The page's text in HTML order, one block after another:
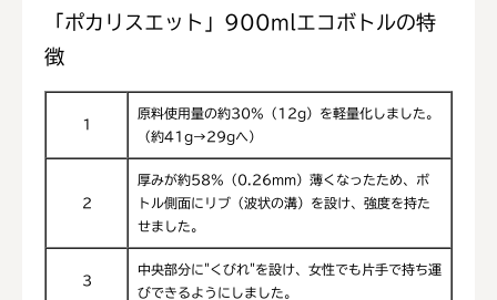
「ポカリスエット」900mlエコボトルの特
徴
1
原料使用量の約30%（12g）を軽量化しました。
（約41g→29gへ）
2
厚みが約58%（0.26mm）薄くなったため、ボ
トル側面にリブ（波状の溝）を設け、強度を持た
せました。
3
中央部分に"くびれ"を設け、女性でも片手で持ち運
びできるようにしました。